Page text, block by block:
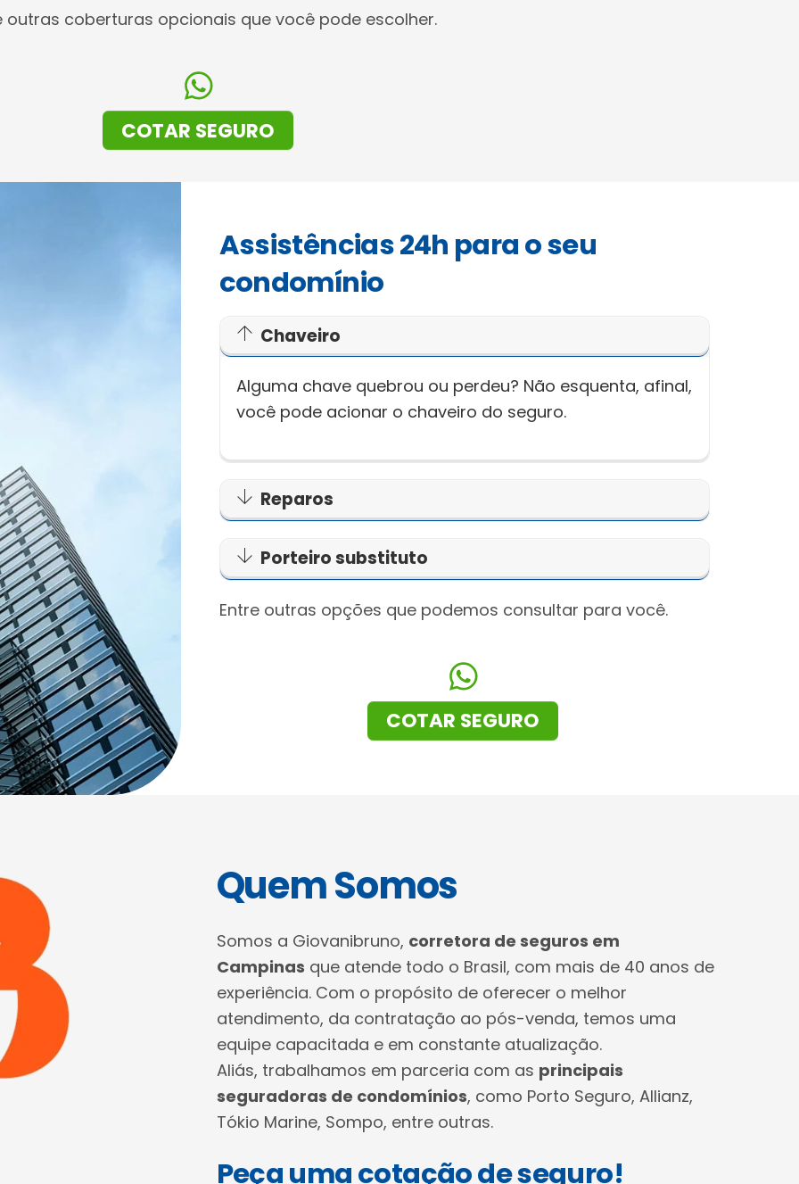
outras coberturas opcionais que você pode escolher.
COTAR SEGURO
Assistências 24h para o seu
condomínio
Chaveiro
Alguma chave quebrou ou perdeu? Não esquenta, afinal,
você pode acionar o chaveiro do seguro.
Reparos
Porteiro substituto
Entre outras opções que podemos consultar para você.
COTAR SEGURO
Quem Somos
Somos a Giovanibruno, corretora de seguros em
Campinas que atende todo o Brasil, com mais de 40 anos de
experiência. Com o propósito de oferecer o melhor
atendimento, da contratação ao pós-venda, temos uma
equipe capacitada e em constante atualização.
Aliás, trabalhamos em parceria com as principais
seguradoras de condomínios, como Porto Seguro, Allianz,
Tókio Marine, Sompo, entre outras.
Peça uma cotação de seguro!